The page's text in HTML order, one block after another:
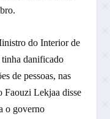
do Interior de
danificado
de pessoas, nas
Faouzi Lekjaa disse
o governo